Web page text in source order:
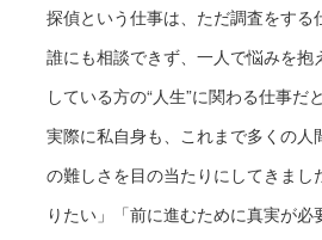
ンをご提案いたします。
ご契約
探偵業法に則り、各種書類
調査内容を明確にし、本調
探偵という仕事は、ただ調査をする
誰にも相談できず、一人で悩みを抱
している方の“人生”に関わる仕事だ
実際に私自身も、これまで多くの人
の難しさを目の当たりにしてきまし
りたい」「前に進むために真実が必